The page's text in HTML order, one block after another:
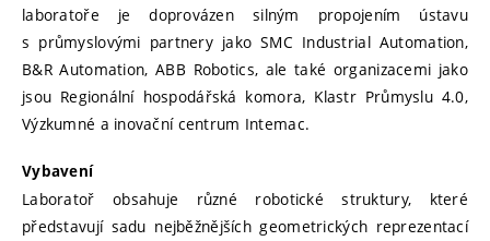
laboratoře je doprovázen silným propojením ústavu
s průmyslovými partnery jako SMC Industrial Automation,
B&R Automation, ABB Robotics, ale také organizacemi jako
jsou Regionální hospodářská komora, Klastr Průmyslu 4.0,
Výzkumné a inovační centrum Intemac.
Vybavení
Laboratoř obsahuje různé robotické struktury, které
představují sadu nejběžnějších geometrických reprezentací